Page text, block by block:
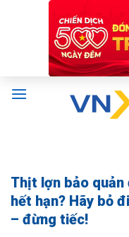
Thịt lợn bảo
hết hạn? Hãy bỏ
– đừng tiếc!